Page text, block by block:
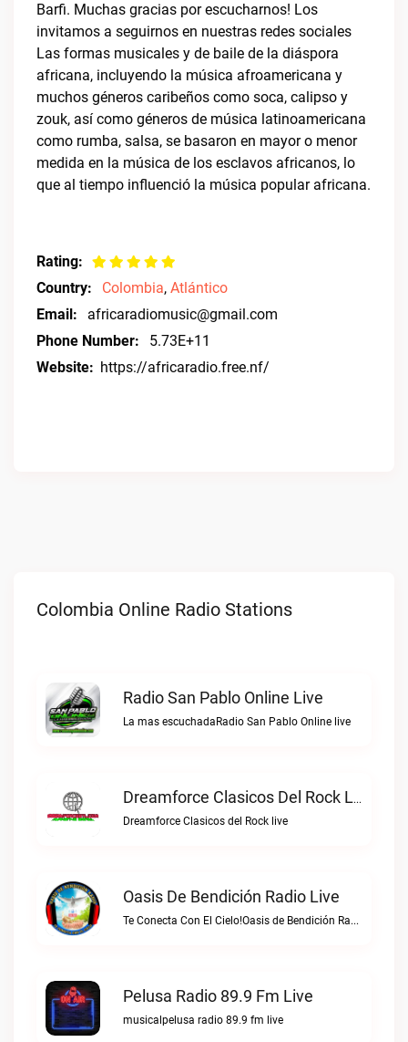
Barfi. Muchas gracias por escucharnos! Los
invitamos a seguirnos en nuestras redes sociales
Las formas musicales y de baile de la diáspora
africana, incluyendo la música afroamericana y
muchos géneros caribeños como soca, calipso y
zouk, así como géneros de música latinoamericana
como rumba, salsa, se basaron en mayor o menor
medida en la música de los esclavos africanos, lo
que al tiempo influenció la música popular africana.
Rating:
Country:
Colombia, Atlántico
Email:
africaradiomusic@gmail.com
Phone Number:
5.73E+11
Website: https://africaradio.free.nf/
Colombia Online Radio Stations
Radio San Pablo Online Live
La mas escuchadaRadio San Pablo Online live
Dreamforce Clasicos Del Rock Live
Dreamforce Clasicos del Rock live
Oasis De Bendición Radio Live
Te Conecta Con El Cielo!Oasis de Bendición Radio live
Pelusa Radio 89.9 Fm Live
musicalpelusa radio 89.9 fm live